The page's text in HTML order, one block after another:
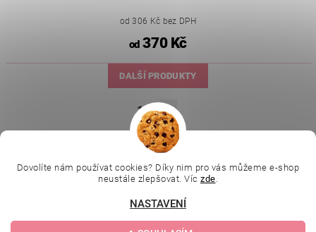
od 306 Kč bez DPH
od370 Kč
DALŠÍ PRODUKTY
1 2
L.C.P. Paris |
Online kosmetické kurzy | Kozmetickyobchod.sk
Dovolíte nám používat cookies? Díky nim pro vás můžeme e-shop
neustále zlepšovat. Víc zde.
NASTAVENÍ